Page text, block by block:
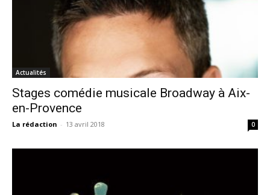
Actualités
Stages comédie musicale Broadway à Aix-
en-Provence
La rédaction - 13 avril 2018 0